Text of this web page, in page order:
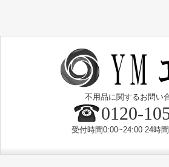
不用品に関するお問い
0120-
受付時間0:00~24:00 24時